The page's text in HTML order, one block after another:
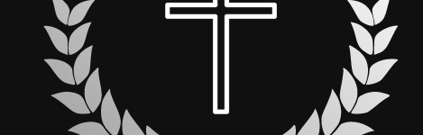
E-NEKROLOGI
OPIEKA NAD
BIURO MOBILNE
USŁUGI CMENTARNE
PORADNIK